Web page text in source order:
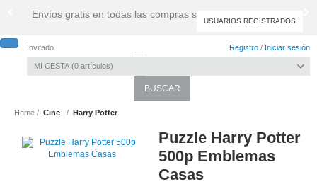
Envíos gratis en todas las compras superiores a 39,99 €
Invitado Registro / Iniciar sesión
MI CESTA 0 artículos
USUARIOS REGISTRADOS
Toggle
Home Cine Harry Potter
Puzzle Harry Potter
500p Emblemas
Casas